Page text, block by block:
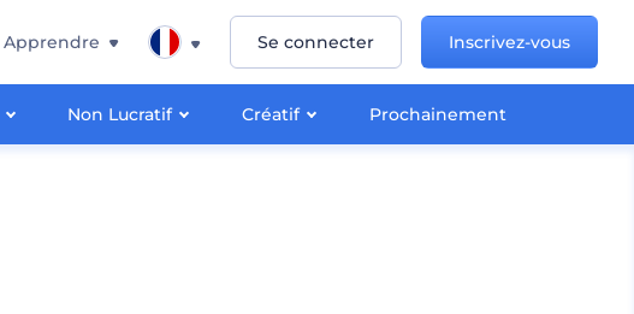
Non Lucratif Créatif Prochainement
Apprendre Se connecter Inscrivez-vous